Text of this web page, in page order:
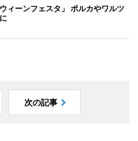
ィーンフェスタ」 ポルカやワルツ
次の記事